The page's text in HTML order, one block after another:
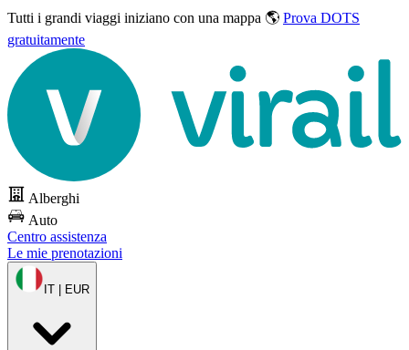
Tutti i grandi viaggi iniziano con una mappa 🌎 Prova DOTS
gratuitamente
Alberghi
Auto
Centro assistenza
Le mie prenotazioni
IT | EUR